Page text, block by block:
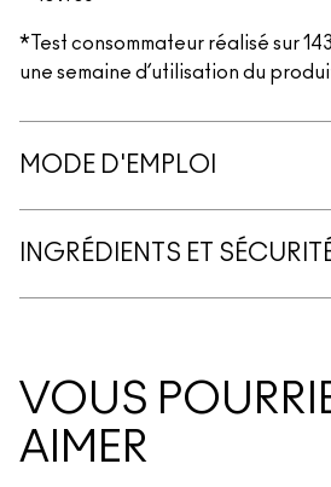
*Test consommateur réalisé sur
une semaine d’utilisation du
MODE D'EMPLOI
INGRÉDIENTS ET
VOUS
AIMER